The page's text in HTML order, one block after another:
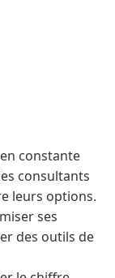
constante
consultants
leurs options.
ses
des outils de